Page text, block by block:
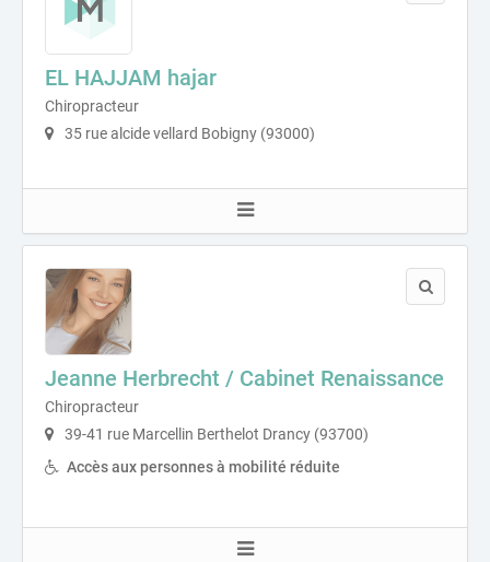
EL HAJJAM hajar
Chiropracteur
35 rue alcide vellard Bobigny (93000)
Jeanne Herbrecht / Cabinet Renaissance
Chiropracteur
39-41 rue Marcellin Berthelot Drancy (93700)
Accès aux personnes à mobilité réduite